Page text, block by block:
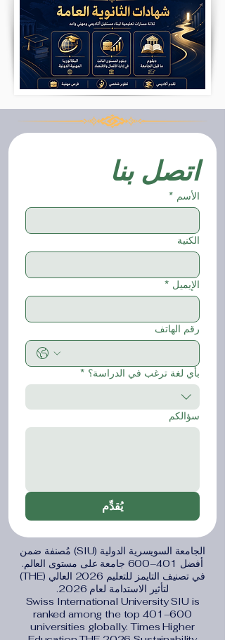
اتصل بنا
الأسم *
الكنية
الإيميل *
رقم الهاتف
بأي لغة ترغب في الدراسة؟ *
سؤالكم
يُقدِّم
الجامعة السويسرية الدولية (SIU) مُصنفة ضمن
أفضل 401–600 جامعة على مستوى العالم.
في تصنيف التايمز للتعليم 2026 العالي (THE)
لتأثير الاستدامة لعام 2026.
Swiss International University SIU is
ranked among the top 401–600
universities globally. Times Higher